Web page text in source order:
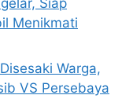
Menikmati
Warga,
VS Persebaya